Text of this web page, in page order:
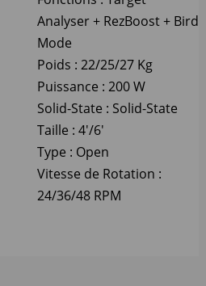
Analyser + RezBoost + Bird
Mode
Poids : 22/25/27 Kg
Puissance : 200 W
Solid-State : Solid-State
Taille : 4'/6'
Type : Open
Vitesse de Rotation :
24/36/48 RPM